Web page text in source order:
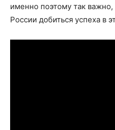
именно поэтому так
России добиться успеха в